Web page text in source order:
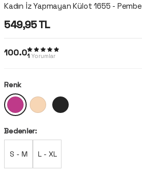
Kadın İz Yapmayan Külot 1655 - Pembe
549,95TL
100.01 Yorumlar
Renk
Bedenler:
S - M L - XL